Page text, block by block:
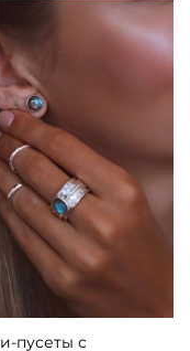
пусеты с